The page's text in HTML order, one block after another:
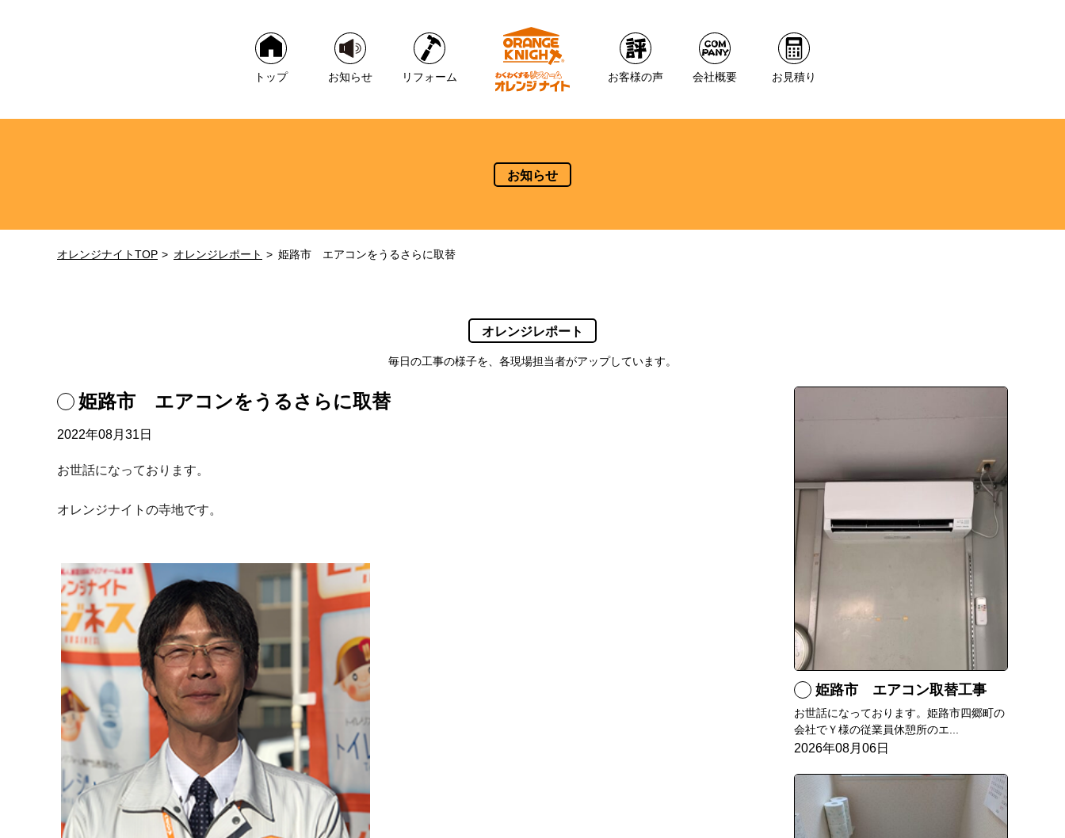
トップ お知らせ リフォーム お客様の声 会社概要 お見積り
お知らせ
オレンジナイトTOP オレンジレポート 姫路市 エアコンをうるさらに取替
オレンジレポート
毎日の工事の様子を、各現場担当者がアップしています。
姫路市 エアコンをうるさらに取替
2022年08月31日
お世話になっております。
オレンジナイトの寺地です。
姫路市 エアコン取替工事
お世話になっております。姫路市四郷町の
会社でＹ様の従業員休憩所のエ...
2026年08月06日